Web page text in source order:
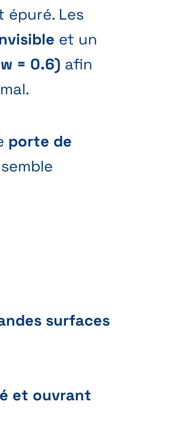
épuré. Les
et un
= 0.6) afin
porte de
surfaces
et ouvrant